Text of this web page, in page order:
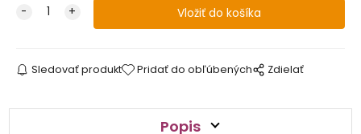
Sledovať produkt Pridať do obľúbených Zdielať
Popis